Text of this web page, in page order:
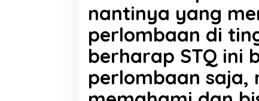
a
d
i
k
a
n
A
l
nantinya yang
perlombaan di
berharap STQ ini
perlombaan saja,